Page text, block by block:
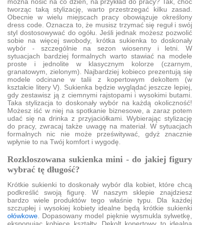
tworząc taką stylizację, warto przestrzegać kilku zasad.
Obecnie w wielu miejscach pracy obowiązuje określony
dress code. Oznacza to, że musisz trzymać się reguł i swój
styl dostosowywać do ogółu. Jeśli jednak możesz pozwolić
sobie na więcej swobody, krótka sukienka to doskonały
wybór - szczególnie na sezon wiosenny i letni. W
sytuacjach bardziej formalnych warto stawiać na modele
proste i jednolite w klasycznym kolorze (czarnym,
granatowym, zielonym). Najbardziej kobieco prezentują się
modele odcinane w talii z kopertowym dekoltem (w
kształcie litery V). Sukienka będzie wyglądać jeszcze lepiej,
gdy zestawisz ją z ciemnymi rajstopami i wysokimi butami.
Taka stylizacja to doskonały wybór na każdą okoliczność!
Możesz iść w niej na spotkanie biznesowe, a zaraz potem
udać się na drinka z przyjaciółkami. Wybierając stylizację
do pracy, zwracaj także uwagę na materiał. W sytuacjach
formalnych nic nie może prześwitywać, gdyż znacznie
wpłynie to na Twój komfort i wygodę.
Rozkloszowana sukienka mini - do jakiej figury
wybrać tę długość?
Krótkie sukienki to doskonały wybór dla kobiet, które chcą
podkreślić swoją figurę. W naszym sklepie znajdziesz
bardzo wiele produktów tego właśnie typu. Dla każdej
szczupłej i wysokiej kobiety idealne będą krótkie sukienki
ołówkowe . Dopasowany model pięknie wysmukla sylwetkę,